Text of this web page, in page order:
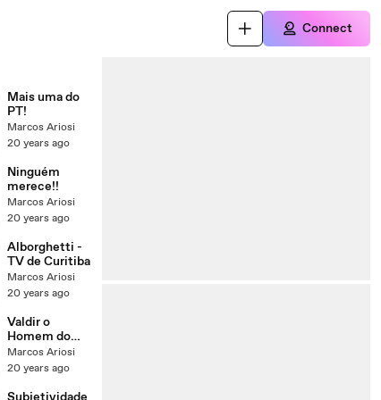
Connect
Mais uma do
PT!
Marcos Ariosi
20 years ago
Ninguém
merece!!
Marcos Ariosi
20 years ago
Alborghetti -
TV de Curitiba
Marcos Ariosi
20 years ago
Valdir o
Homem do
Cachorro
Quente
Marcos Ariosi
20 years ago